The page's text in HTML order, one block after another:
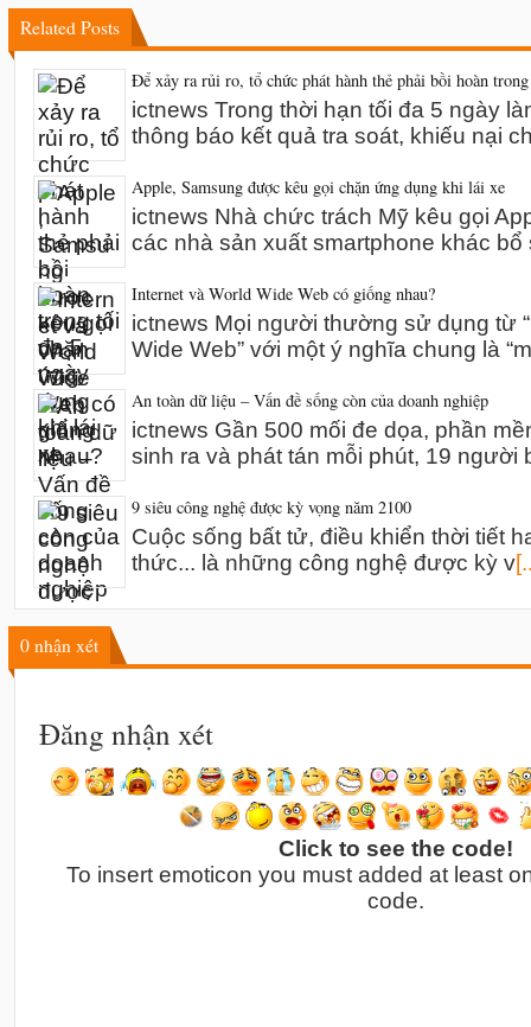
Related Posts
Để xảy ra rủi ro, tổ chức phát hành thẻ phải bồi hoàn
ictnews Trong thời hạn tối đa 5 ngày
thông báo kết quả tra soát, khiếu nại
Apple, Samsung được kêu gọi chặn ứng dụng khi lái xe
ictnews Nhà chức trách Mỹ kêu gọi
các nhà sản xuất smartphone khác bổ
Internet và World Wide Web có giống nhau?
ictnews Mọi người thường sử dụng từ
Wide Web” với một ý nghĩa chung là
An toàn dữ liệu – Vấn đề sống còn của doanh nghiệp
ictnews Gần 500 mối đe dọa, phần
sinh ra và phát tán mỗi phút, 19 người
9 siêu công nghệ được kỳ vọng năm 2100
Cuộc sống bất tử, điều khiển thời tiết
thức... là những công nghệ được kỳ v
0 nhận xét
Đăng nhận xét
Click to see the code!
To insert emoticon you must added at least
code.